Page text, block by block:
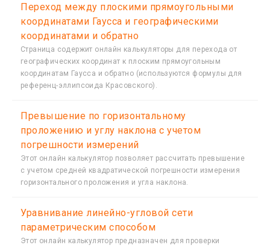
Переход между плоскими прямоугольными
координатами Гаусса и географическими
координатами и обратно
Страница содержит онлайн калькуляторы для перехода от
географических координат к плоским прямоугольным
координатам Гаусса и обратно (используются формулы для
референц-эллипсоида Красовского).
Превышение по горизонтальному
проложению и углу наклона с учетом
погрешности измерений
Этот онлайн калькулятор позволяет рассчитать превышение
с учетом средней квадратической погрешности измерения
горизонтального проложения и угла наклона.
Уравнивание линейно-угловой сети
параметрическим способом
Этот онлайн калькулятор предназначен для проверки